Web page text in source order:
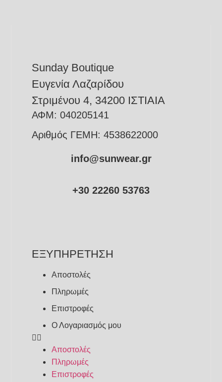
Sunday Boutique
Ευγενία Λαζαρίδου
Στριμένου 4, 34200 ΙΣΤΙΑΙΑ
ΑΦΜ: 040205141
Αριθμός ΓΕΜΗ: 4538622000
info@sunwear.gr
+30 22260 53763
ΕΞΥΠΗΡΕΤΗΣΗ
Αποστολές
Πληρωμές
Επιστροφές
Ο Λογαριασμός μου
Αποστολές
Πληρωμές
Επιστροφές